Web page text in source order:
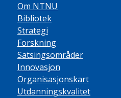
Om NTNU
Bibliotek
Strategi
Forskning
Satsingsområder
Innovasjon
Organisasjonskart
Utdanningskvalitet